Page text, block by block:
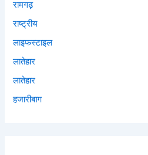
रामगढ़
राष्ट्रीय
लाइफस्टाइल
लातेहार
लातेहार
हजारीबाग